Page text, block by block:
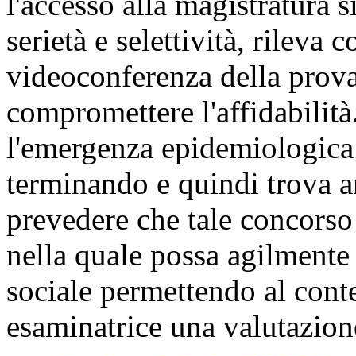
serietà e selettività, rileva
videoconferenza della
compromettere
l'emergenza
terminando e quindi trova
prevedere che tale
nella quale possa
sociale permettendo al
esaminatrice una